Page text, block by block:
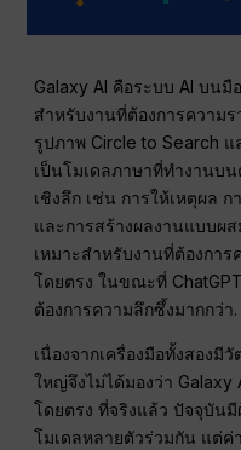
Galaxy AI คือระบบ AI บนมื
สำหรับงานที่ต้องการความ
รูปภาพ Circle to Search แ
เป็นโมเดลภาษาที่ทำงานบ
เชิงลึก เช่น การให้เหตุผล
และการสร้างผลงานแบบผ
เหมาะสำหรับงานที่ต้องกา
โดยตรง ในขณะที่
ต้องการความลึกซึ้งมากกว่า.
เนื่องจากเครื่องมือทั้งสองมี
ใหญ่จึงไม่ได้มองว่า Galaxy
โดยตรง ที่จริงแล้ว ปัจจุบัน
โมเดลหลายตัวร่วมกัน แต่ค่